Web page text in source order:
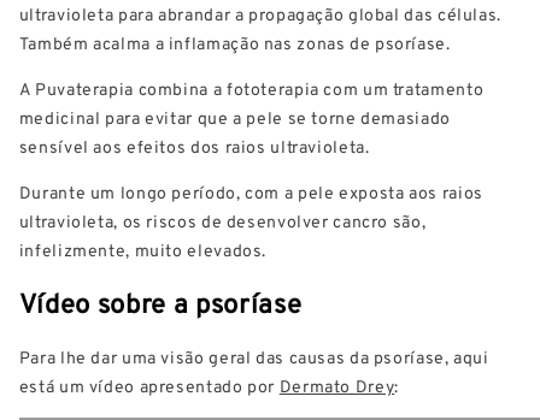
ultravioleta para abrandar a propagação global das células.
Também acalma a inflamação nas zonas de psoríase.
A Puvaterapia combina a fototerapia com um tratamento
medicinal para evitar que a pele se torne demasiado
sensível aos efeitos dos raios ultravioleta.
Durante um longo período, com a pele exposta aos raios
ultravioleta, os riscos de desenvolver cancro são,
infelizmente, muito elevados.
Vídeo sobre a psoríase
Para lhe dar uma visão geral das causas da psoríase, aqui
está um vídeo apresentado por Dermato Drey: